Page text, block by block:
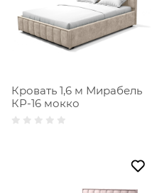
Кровать 1,6 м Мирабель
КР-16 мокко